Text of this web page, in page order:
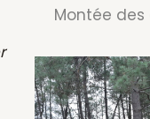
Montée